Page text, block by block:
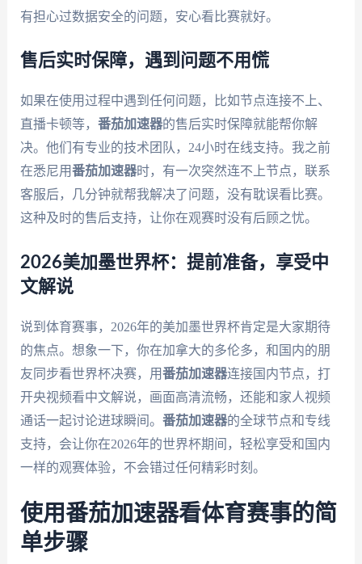
有担心过数据安全的问题，安心看比赛就好。
售后实时保障，遇到问题不用慌
如果在使用过程中遇到任何问题，比如节点连接不上、
直播卡顿等， 番茄加速器的售后实时保障就能帮你解
决。他们有专业的技术团队，24小时在线支持。我之前
在悉尼用番茄加速器时，有一次突然连不上节点，联系
客服后，几分钟就帮我解决了问题，没有耽误看比赛。
这种及时的售后支持，让你在观赛时没有后顾之忧。
2026美加墨世界杯：提前准备，享受中
文解说
说到体育赛事，2026年的美加墨世界杯肯定是大家期待
的焦点。想象一下，你在加拿大的多伦多，和国内的朋
友同步看世界杯决赛，用番茄加速器连接国内节点，打
开央视频看中文解说，画面高清流畅，还能和家人视频
通话一起讨论进球瞬间。 番茄加速器的全球节点和专线
支持，会让你在2026年的世界杯期间，轻松享受和国内
一样的观赛体验，不会错过任何精彩时刻。
使用番茄加速器看体育赛事的简
单步骤